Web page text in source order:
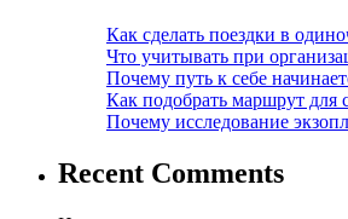
Как сделать поездки в
Что учитывать при
Почему путь к себе
Как подобрать маршрут для
Почему исследование
Recent Comments